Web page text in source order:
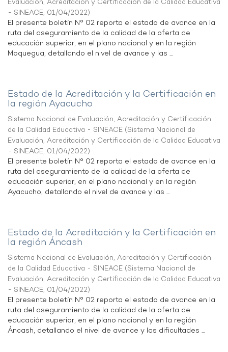
Evaluación, Acreditación y Certificación de la Calidad Educativa
- SINEACE, 01/04/2022)
El presente boletín N° 02 reporta el estado de avance en la
ruta del aseguramiento de la calidad de la oferta de
educación superior, en el plano nacional y en la región
Moquegua, detallando el nivel de avance y las ...
Estado de la Acreditación y la Certificación en
la región Ayacucho
Sistema Nacional de Evaluación, Acreditación y Certificación
de la Calidad Educativa - SINEACE (Sistema Nacional de
Evaluación, Acreditación y Certificación de la Calidad Educativa
- SINEACE, 01/04/2022)
El presente boletín N° 02 reporta el estado de avance en la
ruta del aseguramiento de la calidad de la oferta de
educación superior, en el plano nacional y en la región
Ayacucho, detallando el nivel de avance y las ...
Estado de la Acreditación y la Certificación en
la región Áncash
Sistema Nacional de Evaluación, Acreditación y Certificación
de la Calidad Educativa - SINEACE (Sistema Nacional de
Evaluación, Acreditación y Certificación de la Calidad Educativa
- SINEACE, 01/04/2022)
El presente boletín N° 02 reporta el estado de avance en la
ruta del aseguramiento de la calidad de la oferta de
educación superior, en el plano nacional y en la región
Áncash, detallando el nivel de avance y las dificultades ...